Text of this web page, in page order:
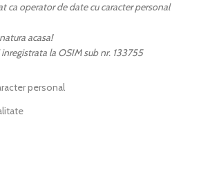
ca operator de date cu caracter personal
acasa!
la OSIM sub nr. 133755
personal